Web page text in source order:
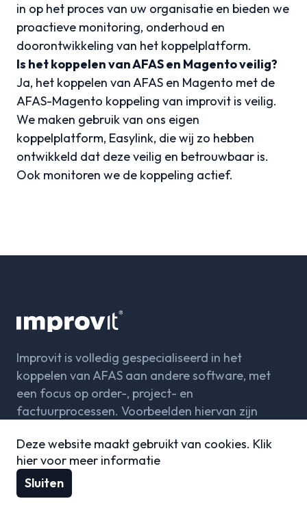
in op het proces van uw organisatie en bieden we
proactieve monitoring, onderhoud en
doorontwikkeling van het koppelplatform.
Is het koppelen van AFAS en Magento veilig?
Ja, het koppelen van AFAS en Magento met de
AFAS-Magento koppeling van improvit is veilig.
We maken gebruik van ons eigen
koppelplatform, Easylink, die wij zo hebben
ontwikkeld dat deze veilig en betrouwbaar is.
Ook monitoren we de koppeling actief.
Deze website maakt gebruikt van cookies. Klik
hier voor meer informatie
Sluiten
Improvit is volledig gespecialiseerd in het
koppelen van AFAS aan andere software, met
een focus op order-, project- en
factuurprocessen. Voorbeelden hiervan zijn
logistieke platforms en betaalproviders.
WooCommerce – AFAS